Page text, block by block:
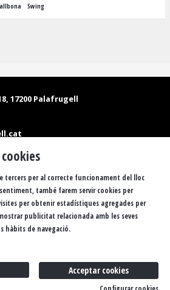
Swing
18, 17200 Palafrugell
de 10 a 13.30 h
de privacitat
Sitemap
FAQS Butlletí Contacteu
tercers per al correcte funcionament del lloc
també farem servir cookies per
per obtenir estadístiques agregades per
publicitat relacionada amb les seves
hàbits de navegació.
Acceptar cookies